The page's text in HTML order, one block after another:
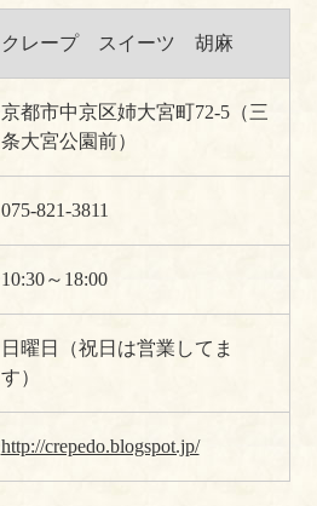
クレープ スイーツ 胡麻
京都市中京区姉大宮町72-5（三
条大宮公園前）
075-821-3811
10:30～18:00
日曜日（祝日は営業してま
す）
http://crepedo.blogspot.jp/